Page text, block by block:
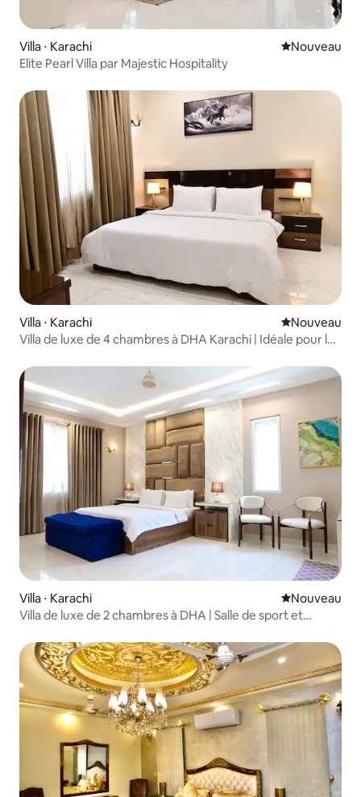
Villa ⋅ Karachi Nouvel
Nouveau
Elite Pearl Villa par Majestic Hospitality
Villa ⋅ Karachi Nouvel
Nouveau
Villa de luxe de 4 chambres à DHA Karachi | Idéale pour les
Villa ⋅ Karachi Nouvel
Nouveau
Villa de luxe de 2 chambres à DHA | Salle de sport et